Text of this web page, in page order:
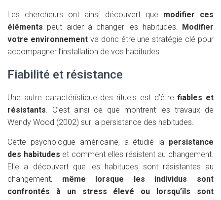
Les chercheurs ont ainsi découvert que modifier ces
éléments peut aider à changer les habitudes. Modifier
votre environnementva donc être une stratégie clé pour
accompagner l’installation de vos habitudes.
Fiabilité et résistance
Une autre caractéristique des rituels est d’êtrefiables et
résistants. C’est ainsi ce que montrent les travaux de
Wendy Wood (2002) sur la persistance des habitudes.
Cette psychologue américaine, a étudié la persistance
des habitudes et comment elles résistent au changement.
Elle a découvert que les habitudes sont résistantes au
changement, même lorsque les individus sont
confrontés à un stress élevé ou lorsqu’ils sont